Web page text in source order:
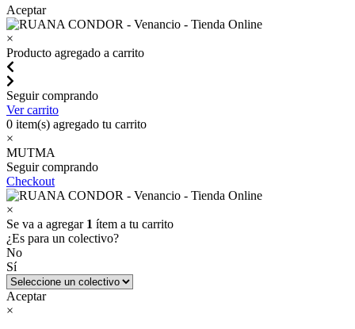
Aceptar
×
Producto agregado a carrito
Seguir comprando
Ver carrito
0 item(s) agregado tu carrito
×
MUTMA
Seguir comprando
Checkout
×
Se va a agregar 1 ítem a tu carrito
¿Es para un colectivo?
No
Sí
Aceptar
×